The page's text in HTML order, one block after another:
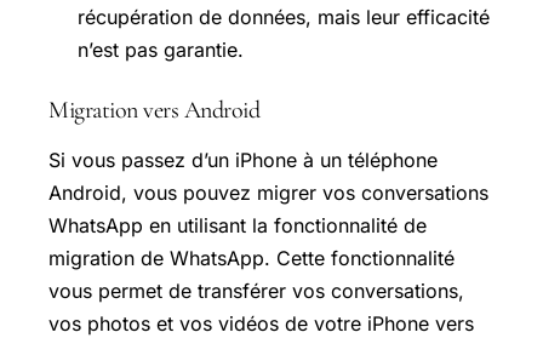
récupération de données, mais leur efficacité
n’est pas garantie.
Migration vers Android
Si vous passez d’un iPhone à un téléphone
Android, vous pouvez migrer vos conversations
WhatsApp en utilisant la fonctionnalité de
migration de WhatsApp. Cette fonctionnalité
vous permet de transférer vos conversations,
vos photos et vos vidéos de votre iPhone vers